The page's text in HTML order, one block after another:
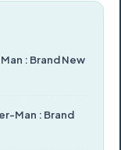
: Brand New
Man : Brand